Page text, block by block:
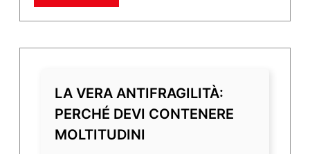
LA VERA ANTIFRAGILITÀ:
PERCHÉ DEVI CONTENERE
MOLTITUDINI